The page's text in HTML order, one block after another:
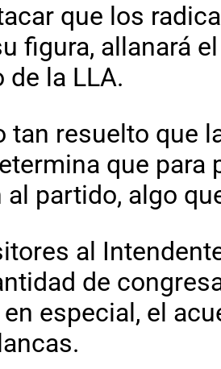
que los
figura, allanará
la LLA.
tan resuelto que
que
partido, algo
al
de
especial, el